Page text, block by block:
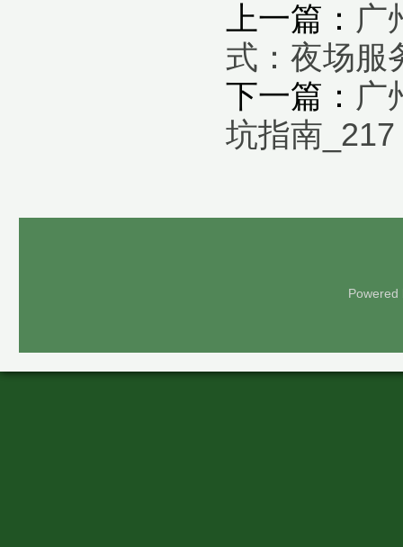
上一篇： 广
式‌：夜场服
下一篇： 广
坑指南_217